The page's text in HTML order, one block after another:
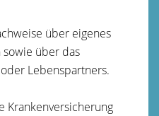
über eigenes
über das
Lebenspartners.
Krankenversicherung